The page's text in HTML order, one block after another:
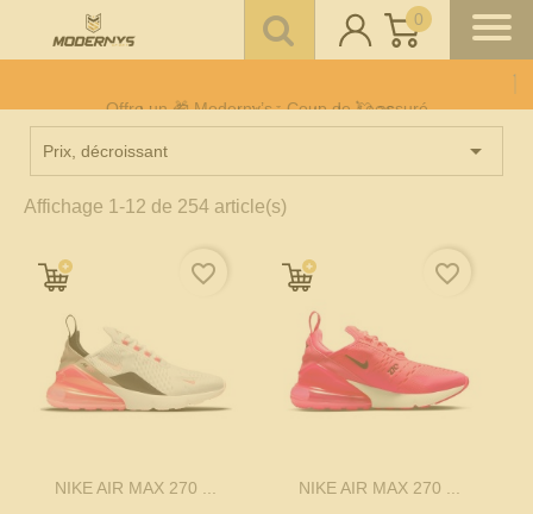
0
Livraison gratuite à partir de 100€
Prix, décroissant 
Affichage 1-12 de 254 article(s)
NIKE AIR MAX 270 ...
favorite_border
NIKE AIR MAX 270 ...
favorite_border